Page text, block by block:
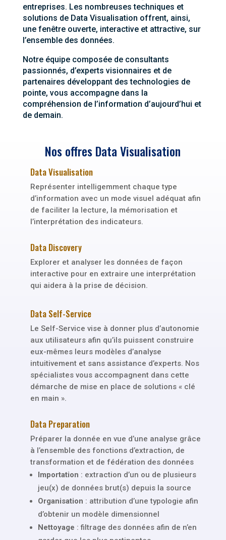
entreprises. Les nombreuses techniques et
solutions de Data Visualisation offrent, ainsi,
une fenêtre ouverte, interactive et attractive, sur
l’ensemble des données.
Notre équipe composée de consultants
passionnés, d’experts visionnaires et de
partenaires développant des technologies de
pointe, vous accompagne dans la
compréhension de l’information d’aujourd’hui et
de demain.
Nos offres Data Visualisation
Data Visualisation
Représenter intelligemment chaque type
d’information avec un mode visuel adéquat afin
de faciliter la lecture, la mémorisation et
l’interprétation des indicateurs.
Data Discovery
Explorer et analyser les données de façon
interactive pour en extraire une interprétation
qui aidera à la prise de décision.
Data Self-Service
Le Self-Service vise à donner plus d’autonomie
aux utilisateurs afin qu’ils puissent construire
eux-mêmes leurs modèles d’analyse
intuitivement et sans assistance d’experts. Nos
spécialistes vous accompagnent dans cette
démarche de mise en place de solutions « clé
en main ».
Data Preparation
Préparer la donnée en vue d’une analyse grâce
à l’ensemble des fonctions d’extraction, de
transformation et de fédération des données
Importation : extraction d’un ou de plusieurs
jeu(x) de données brut(s) depuis la source
Organisation : attribution d’une typologie afin
d’obtenir un modèle dimensionnel
Nettoyage : filtrage des données afin de n’en